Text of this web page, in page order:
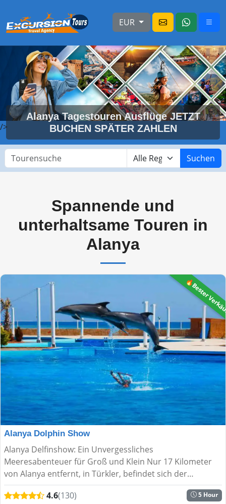
EUR
/>
Alanya Tagestouren Ausflüge JETZT
BUCHEN SPÄTER ZAHLEN
Suchen
Spannende und
unterhaltsame Touren in
Alanya
🔥Bester
Alanya Dolphin Show
Alanya Delfinshow: Ein Unvergessliches
Meeresabenteuer für Groß und Klein Nur 17 Kilometer
von Alanya entfernt, in Türkler, befindet sich der
SEALANYA Dolphinpark – einer der größten Delfinparks
Europas. Diese be...
4.6(130) 5 Hour